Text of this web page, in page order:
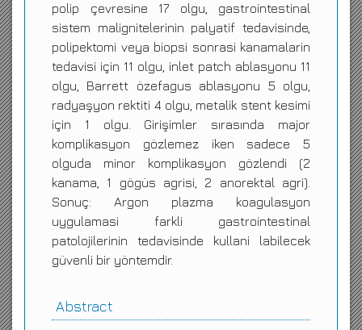
polip çevresine 17 olgu, gastrointestinal
sistem malignitelerinin palyatif tedavisinde,
polipektomi veya biopsi sonrasi kanamalarin
tedavisi için 11 olgu, inlet patch ablasyonu 11
olgu, Barrett özefagus ablasyonu 5 olgu,
radyaşyon rektiti 4 olgu, metalik stent kesimi
için 1 olgu. Girişimler sırasında major
komplikasyon gözlemez iken sadece 5
olguda minor komplikasyon gözlendi (2
kanama, 1 gögüs agrisi, 2 anorektal agri).
Sonuç: Argon plazma koagulasyon
uygulamasi farkli gastrointestinal
patolojilerinin tedavisinde kullani labilecek
güvenli bir yöntemdir.
Abstract